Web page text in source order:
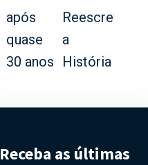
Receba as últimas